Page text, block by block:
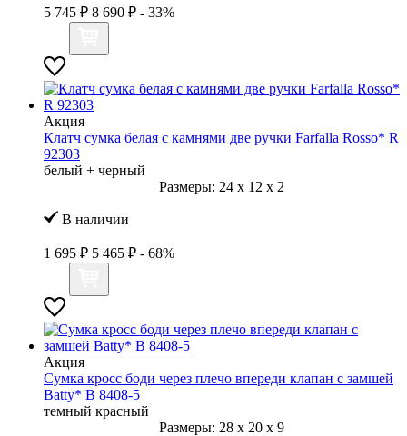
5 745 ₽ 8 690 ₽ - 33%
Акция
Клатч сумка белая с камнями две ручки Farfalla Rosso* R
92303
белый + черный
Размеры: 24 x 12 x 2
В наличии
1 695 ₽ 5 465 ₽ - 68%
Акция
Сумка кросс боди через плечо впереди клапан с замшей
Batty* B 8408-5
темный красный
Размеры: 28 x 20 x 9